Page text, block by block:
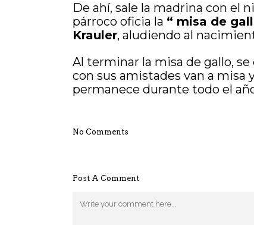
De ahí, sale la madrina con el
párroco oficia la “ misa de
Krauler, aludiendo al
Al terminar la misa de gallo, se
con sus amistades van a misa
permanece durante todo el
No Comments
Post A Comment